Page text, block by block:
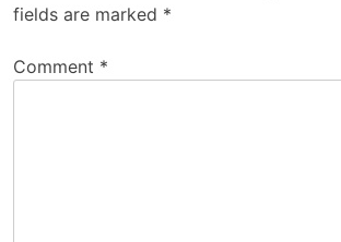
fields are marked *
Comment *